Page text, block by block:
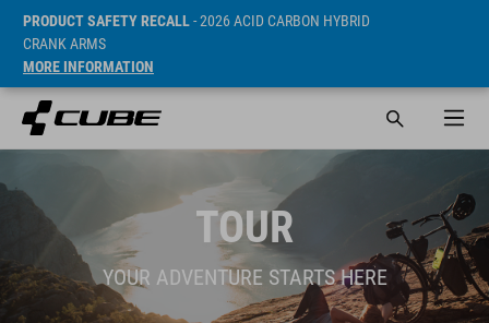
PRODUCT SAFETY RECALL- 2026 ACID CARBON HYBRID
CRANK ARMS
MORE INFORMATION
TOUR
YOUR ADVENTURE STARTS HERE